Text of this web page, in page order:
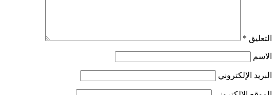
التعليق *
الاسم
البريد الإلكتروني